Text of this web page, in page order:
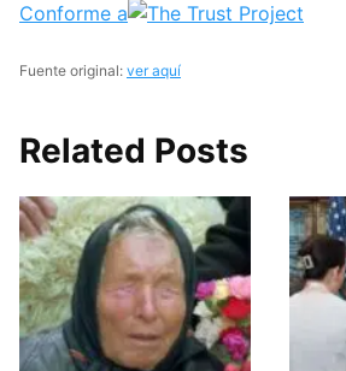
Conforme a
Fuente original: ver aquí
Related Posts